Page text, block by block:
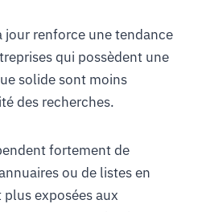
jour renforce une tendance
qui possèdent une
solide sont moins
des recherches.
fortement de
ou de listes en
exposées aux